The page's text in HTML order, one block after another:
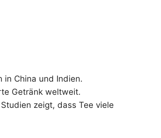
in China und Indien.
Getränk weltweit.
zeigt, dass Tee viele